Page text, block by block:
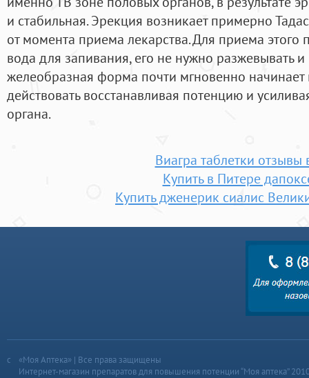
и стабильная. Эрекция возникает примерно
от момента приема лекарства. Для приема этого
вода для запивания, его не нужно разжевывать и
желеобразная форма почти мгновенно начинает
действовать восстанавливая потенцию и
органа.
Виагра таблетки отзывы
Купить в Питере
Купить дженерик сиалис
«Моя Аптека» | Все права защищены
Интернет-магазин препаратов для повышения потенции “Моя аптека”